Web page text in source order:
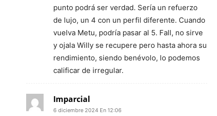
punto podrá ser verdad. Sería un refuerzo
de lujo, un 4 con un perfil diferente. Cuando
vuelva Metu, podría pasar al 5. Fall, no sirve
y ojala Willy se recupere pero hasta ahora su
rendimiento, siendo benévolo, lo podemos
calificar de irregular.
Imparcial
6 diciembre 2024 En 12:06